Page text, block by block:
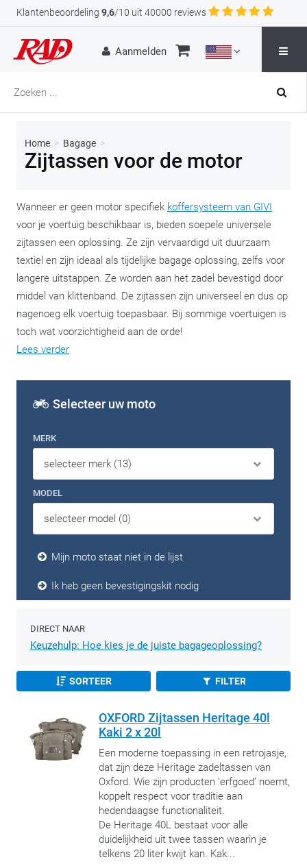
Klantenbeoordeling 9,6/10 uit 40000 reviews
Aanmelden
Home > Bagage >
Zijtassen voor de motor
Wanneer er geen motor specifiek koffersysteem van GIVI
voor je voertuig beschikbaar is, bieden soepele universele
zijtassen een oplossing. Ze zijn vervaardigd uit duurzaam
textiel en zijn ideaal als tijdelijke bagage oplossing, zelfs voor
langere uitstappen. Ze worden aan het zadel bevestigd door
middel van klittenband. De zijtassen zijn universeel en dus op
nagenoeg elk voertuig toepasbaar. Bij sommige voertuigen is
toch wat voorzichtigheid aan de orde!
Lees verder
Selecteer uw moto
MERK
MODEL
Mijn moto staat niet in de lijst
Ik heb geen bevestigingskit nodig
DIRECT NAAR
Keuzehulp: Hoe kies je de juiste bagageoplossing?
SORTEER FILTER
OXFORD Zijtassen Heritage 40l
Kaki 2 x 20l
Een moderne toepassing in een retrojasje,
dat zijn deze Heritage zadeltassen van
Oxford. Wie zijn producten ‘erfgoed’ noemt,
koppelt respect voor traditie aan
hedendaagse functionaliteit.
De Heritage 40L bestaat voor alle
duidelijkheid uit twee tassen waarin je
telkens 20 liter kwijt kan. Kak...